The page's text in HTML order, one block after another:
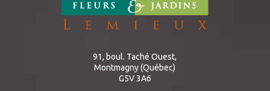
91, boul. Taché Ouest,
Montmagny (Québec)
G5V 3A6